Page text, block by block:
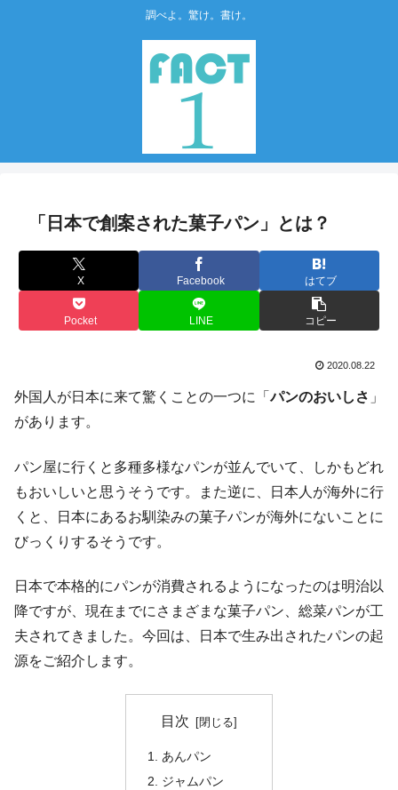
調べよ。驚け。書け。
「日本で創案された菓子パン」とは？
X Facebook はてブ
Pocket LINE コピー
2020.08.22
外国人が日本に来て驚くことの一つに「パンのおいしさ 」
があります。
パン屋に行くと多種多様なパンが並んでいて、しかもどれ
もおいしいと思うそうです。また逆に、日本人が海外に行
くと、日本にあるお馴染みの菓子パンが海外にないことに
びっくりするそうです。
日本で本格的にパンが消費されるようになったのは明治以
降ですが、現在までにさまざまな菓子パン、総菜パンが工
夫されてきました。今回は、日本で生み出されたパンの起
源をご紹介します。
目次
あんパン
ジャムパン